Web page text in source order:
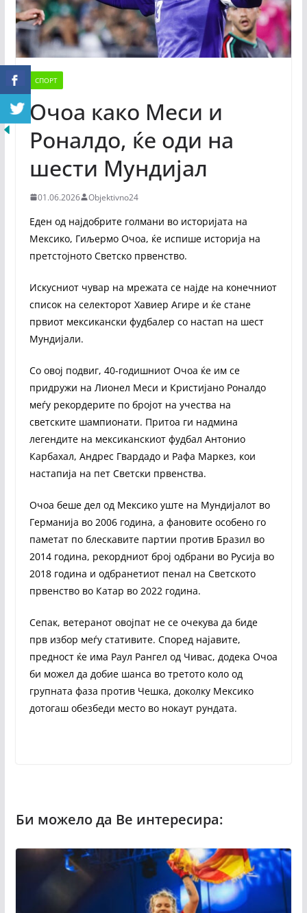
СПОРТ
Очоа како Меси и
Роналдо, ќе оди на
шести Мундијал
01.06.2026 Objektivno24
Еден од најдобрите голмани во историјата на
Мексико, Гиљермо Очоа, ќе испише историја на
претстојното Светско првенство.
Искусниот чувар на мрежата се најде на конечниот
список на селекторот Хавиер Агире и ќе стане
првиот мексикански фудбалер со настап на шест
Мундијали.
Со овој подвиг, 40-годишниот Очоа ќе им се
придружи на Лионел Меси и Кристијано Роналдо
меѓу рекордерите по бројот на учества на
светските шампионати. Притоа ги надмина
легендите на мексиканскиот фудбал Антонио
Карбахал, Андрес Гвардадо и Рафа Маркез, кои
настапија на пет Светски првенства.
Очоа беше дел од Мексико уште на Мундијалот во
Германија во 2006 година, а фановите особено го
паметат по блескавите партии против Бразил во
2014 година, рекордниот број одбрани во Русија во
2018 година и одбранетиот пенал на Светското
првенство во Катар во 2022 година.
Сепак, ветеранот овојпат не се очекува да биде
прв избор меѓу стативите. Според најавите,
предност ќе има Раул Рангел од Чивас, додека Очоа
би можел да добие шанса во третото коло од
групната фаза против Чешка, доколку Мексико
дотогаш обезбеди место во нокаут рундата.